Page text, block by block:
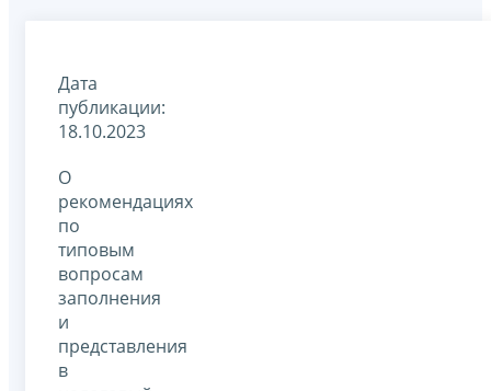
Дата
публикации:
18.10.2023
О
рекомендациях
по
типовым
вопросам
заполнения
и
представления
в